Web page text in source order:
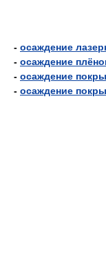
- осаждение
- осаждение
- осаждение
- осаждение